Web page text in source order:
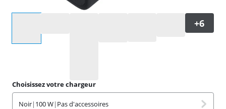
Choisissez votre chargeur
Noir| 100 W| Pas d'accessoires